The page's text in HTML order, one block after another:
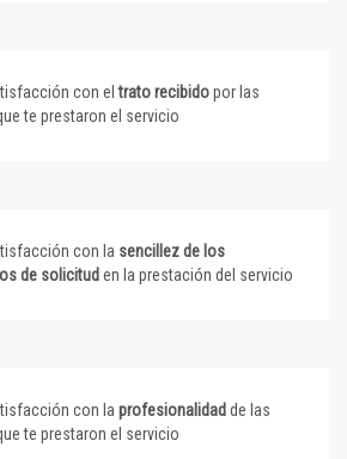
con eltrato recibidopor las
te prestaron el servicio
con la sencillez de los
de solicitud en la prestación del servicio
con la profesionalidad de las
te prestaron el servicio